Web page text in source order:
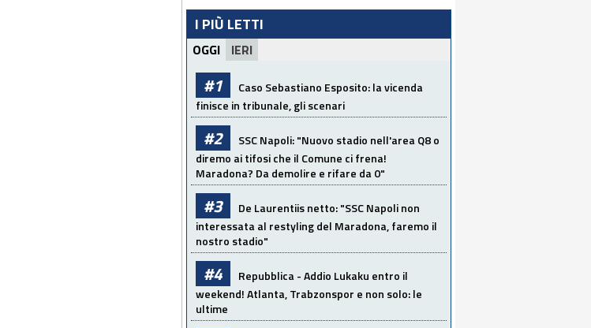
I PIÙ LETTI
OGGI IERI
#1 Caso Sebastiano Esposito: la vicenda
finisce in tribunale, gli scenari
#2 SSC Napoli: "Nuovo stadio nell'area Q8 o
diremo ai tifosi che il Comune ci frena!
Maradona? Da demolire e rifare da 0"
#3 De Laurentiis netto: "SSC Napoli non
interessata al restyling del Maradona, faremo il
nostro stadio"
#4 Repubblica - Addio Lukaku entro il
weekend! Atlanta, Trabzonspor e non solo: le
ultime